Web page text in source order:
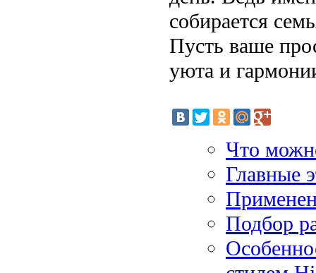
собирается
Пусть ваше
уюта и
Что
Главные
Подбор